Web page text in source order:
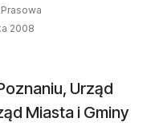
2008
Urząd
Miasta i Gminy